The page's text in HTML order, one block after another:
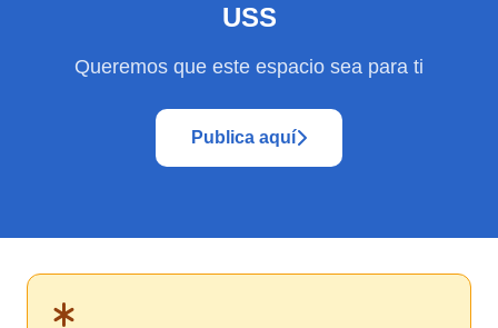
USS
Queremos que este espacio sea para ti
Publica aquí